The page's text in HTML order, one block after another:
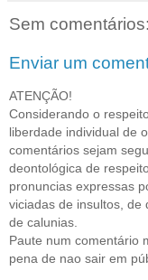
Sem comentários:
Enviar um
ATENÇÃO!
Considerando o
liberdade individual de
comentários sejam
deontológica de
pronuncias expressas
viciadas de insultos, de
de calunias.
Paute num comentário
pena de nao sair em